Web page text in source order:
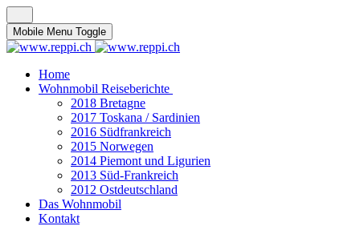
Mobile Menu Toggle
Home
Wohnmobil Reiseberichte
2018 Bretagne
2017 Toskana / Sardinien
2016 Südfrankreich
2015 Norwegen
2014 Piemont und Ligurien
2013 Süd-Frankreich
2012 Ostdeutschland
Das Wohnmobil
Kontakt